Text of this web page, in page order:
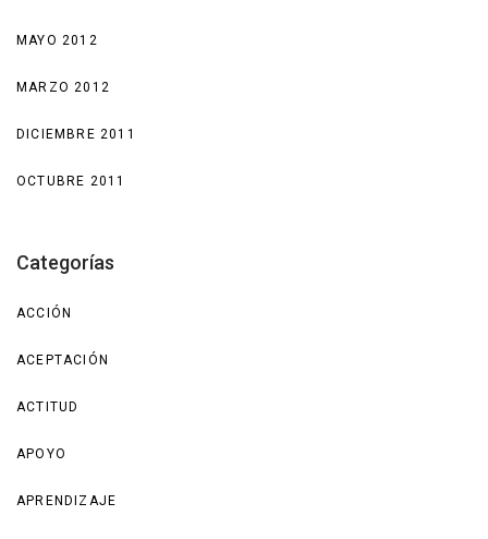
MAYO 2012
MARZO 2012
DICIEMBRE 2011
OCTUBRE 2011
Categorías
ACCIÓN
ACEPTACIÓN
ACTITUD
APOYO
APRENDIZAJE